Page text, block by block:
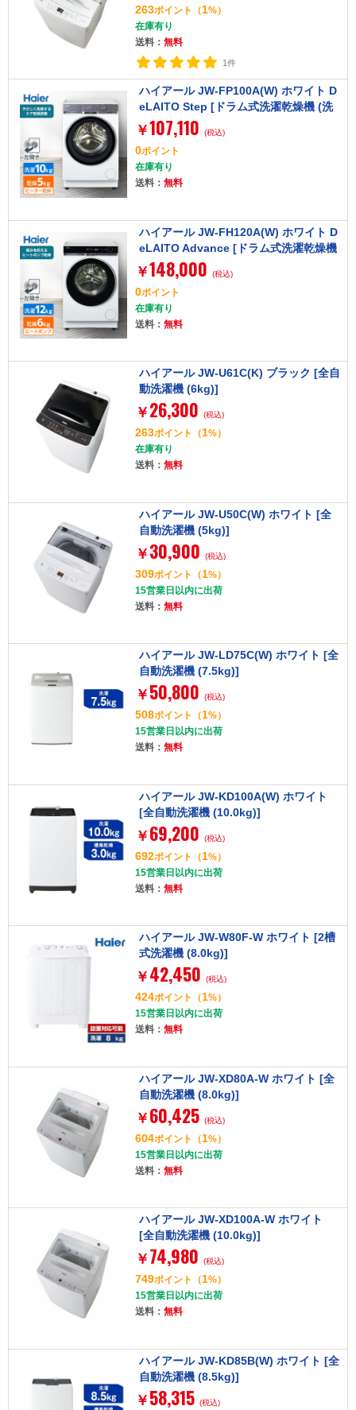
263ポイント （1%）
在庫有り
送料： 無料
1件
ハイアール JW-FP100A(W) ホワイト D
eLAITO Step [ドラム式洗濯乾燥機 (洗
濯10kg/乾燥5kg) 左開き]
￥107,110 (税込)
0ポイント
在庫有り
送料： 無料
ハイアール JW-FH120A(W) ホワイト D
eLAITO Advance [ドラム式洗濯乾燥機
(洗濯12kg/乾燥6kg) 左開き]
￥148,000 (税込)
0ポイント
在庫有り
送料： 無料
ハイアール JW-U61C(K) ブラック [全自
動洗濯機 (6kg)]
￥ 26,300 (税込)
263ポイント （1%）
在庫有り
送料： 無料
ハイアール JW-U50C(W) ホワイト [全
自動洗濯機 (5kg)]
￥ 30,900 (税込)
309ポイント （1%）
15営業日以内に出荷
送料： 無料
ハイアール JW-LD75C(W) ホワイト [全
自動洗濯機 (7.5kg)]
￥ 50,800 (税込)
508ポイント （1%）
15営業日以内に出荷
送料： 無料
ハイアール JW-KD100A(W) ホワイト
[全自動洗濯機 (10.0kg)]
￥ 69,200 (税込)
692ポイント （1%）
15営業日以内に出荷
送料： 無料
ハイアール JW-W80F-W ホワイト [2槽
式洗濯機 (8.0kg)]
￥ 42,450 (税込)
424ポイント （1%）
15営業日以内に出荷
送料： 無料
ハイアール JW-XD80A-W ホワイト [全
自動洗濯機 (8.0kg)]
￥ 60,425 (税込)
604ポイント （1%）
15営業日以内に出荷
送料： 無料
ハイアール JW-XD100A-W ホワイト
[全自動洗濯機 (10.0kg)]
￥ 74,980 (税込)
749ポイント （1%）
15営業日以内に出荷
送料： 無料
ハイアール JW-KD85B(W) ホワイト [全
自動洗濯機 (8.5kg)]
￥ 58,315 (税込)